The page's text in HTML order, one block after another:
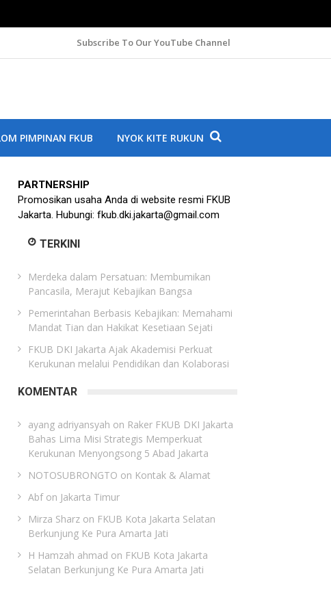
Subscribe To Our YouTube Channel
PIMPINAN FKUB NYOK KITE RUKUN
PARTNERSHIP
Promosikan usaha Anda di website resmi FKUB
Jakarta. Hubungi: fkub.dki.jakarta@gmail.com
TERKINI
Merdeka dalam Persatuan: Membumikan
Pancasila, Merajut Kebajikan Bangsa
Pemerintahan Berbasis Kebajikan: Memahami
Mandat Tian dan Hakikat Kesetiaan Sejati
FKUB DKI Jakarta Ajak Akademisi Perkuat
Kerukunan melalui Pendidikan dan Kolaborasi
KOMENTAR
ayang adriyansyah on Raker FKUB DKI Jakarta
Bahas Lima Misi Strategis Memperkuat
Kerukunan Menyongsong 5 Abad Jakarta
NOTOSUBRONGTO on Kontak & Alamat
Abfon Jakarta Timur
Mirza Sharz on FKUB Kota Jakarta Selatan
Berkunjung Ke Pura Amarta Jati
H Hamzah ahmad on FKUB Kota Jakarta
Selatan Berkunjung Ke Pura Amarta Jati